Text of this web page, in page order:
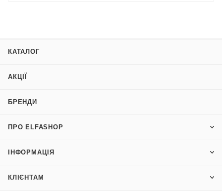
КАТАЛОГ
АКЦІЇ
БРЕНДИ
ПРО ELFASHOP
ІНФОРМАЦІЯ
КЛІЄНТАМ